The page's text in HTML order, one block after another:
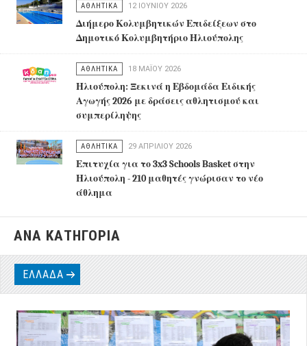
ΑΘΛΗΤΙΚΑ 12 ΙΟΥΝΊΟΥ 2026
Διήμερο Κολυμβητικών Επιδείξεων στο
Δημοτικό Κολυμβητήριο Ηλιούπολης
ΑΘΛΗΤΙΚΑ 18 ΜΑΪ́ΟΥ 2026
Ηλιούπολη: Ξεκινά η Εβδομάδα Ειδικής
Αγωγής 2026 με δράσεις αθλητισμού και
συμπερίληψης
ΑΘΛΗΤΙΚΑ 29 ΑΠΡΙΛΊΟΥ 2026
Επιτυχία για το 3x3 Schools Basket στην
Ηλιούπολη - 210 μαθητές γνώρισαν το νέο
άθλημα
ΑΝΑ ΚΑΤΗΓΟΡΙΑ
ΕΛΛΑΔΑ